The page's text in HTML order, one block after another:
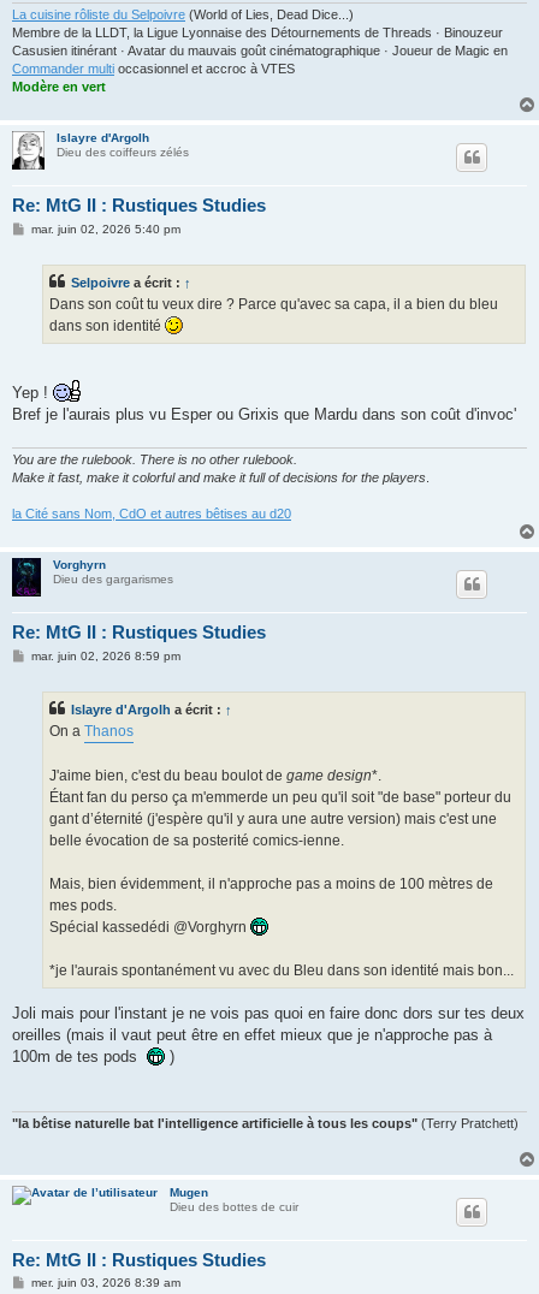
La cuisine rôliste du Selpoivre (World of Lies, Dead Dice...)
Membre de la LLDT, la Ligue Lyonnaise des Détournements de Threads · Binouzeur
Casusien itinérant · Avatar du mauvais goût cinématographique · Joueur de Magic en
Commander multi occasionnel et accroc à VTES
Modère en vert
Islayre d'Argolh
Dieu des coiffeurs zélés
Re: MtG II : Rustiques Studies
Mmar. juin 02, 2026 5:40 pm
Selpoivre a écrit : ↑
Dans son coût tu veux dire ? Parce qu'avec sa capa, il a bien du bleu
dans son identité
Yep !
Bref je l'aurais plus vu Esper ou Grixis que Mardu dans son coût d'invoc'
You are the rulebook. There is no other rulebook.
Make it fast, make it colorful and make it full of decisions for the players
la Cité sans Nom, CdO et autres bêtises au d20
Vorghyrn
Dieu des gargarismes
Re: MtG II : Rustiques Studies
Mmar. juin 02, 2026 8:59 pm
Islayre d'Argolh a écrit : ↑
On a Thanos
J'aime bien, c'est du beau boulot de game design*.
Étant fan du perso ça m'emmerde un peu qu'il soit "de base" porteur du
gant d’éternité (j'espère qu'il y aura une autre version) mais c'est une
belle évocation de sa posterité comics-ienne.
Mais, bien évidemment, il n'approche pas a moins de 100 mètres de
mes pods.
Spécial kassedédi @Vorghyrn
*je l'aurais spontanément vu avec du Bleu dans son identité mais bon...
Joli mais pour l'instant je ne vois pas quoi en faire donc dors sur tes deux
oreilles (mais il vaut peut être en effet mieux que je n'approche pas à
100m de tes pods
)
"la bêtise naturelle bat l'intelligence artificielle à tous les coups" (Terry Pratchett)
Mugen
Dieu des bottes de cuir
Re: MtG II : Rustiques Studies
Mmer. juin 03, 2026 8:39 am